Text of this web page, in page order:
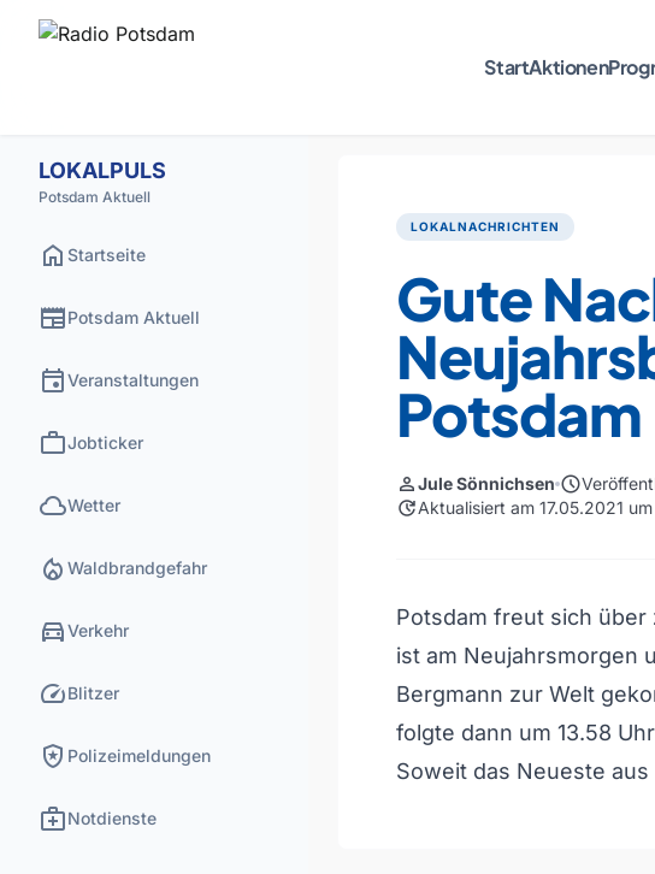
StartAktionen
LOKALPULS
Potsdam Aktuell
home Startseite
newspaperPotsdam Aktuell
eventVeranstaltungen
workJobticker
cloudWetter
local_fire_department Waldbrandgefahr
directions_carVerkehr
speedBlitzer
local_police Polizeimeldungen
medical_servicesNotdienste
LOKALNACHRICHTEN
Gute
Potsdam
personJule Sönnichsen schedule
updateAktualisiert am 17.05.2021
Potsdam freut sich über
ist am Neujahrsmorgen
Bergmann zur Welt
folgte dann um 13.58
Soweit das Neueste